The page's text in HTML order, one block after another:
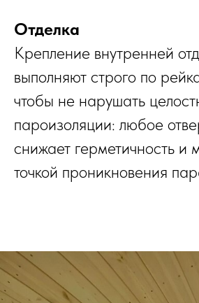
Отделка
Крепление внутренней
выполняют строго по
чтобы не нарушать
пароизоляции: любое
снижает герметичность и
точкой проникновения